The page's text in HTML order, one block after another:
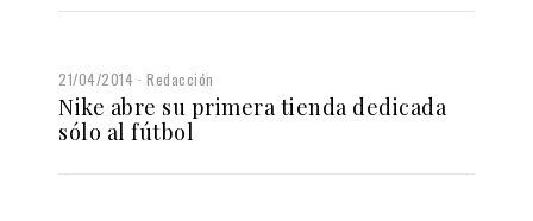
21/04/2014 Redacción
Nike abre su primera tienda dedicada
sólo al fútbol